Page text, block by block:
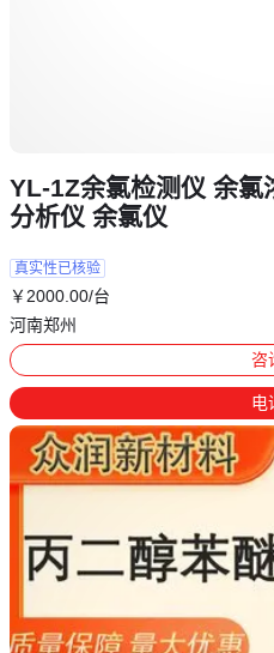
YL-1Z余氯检测仪 余氯
分析仪 余氯仪
真实性已核验
￥ 2000 .00/台
河南郑州
咨
电